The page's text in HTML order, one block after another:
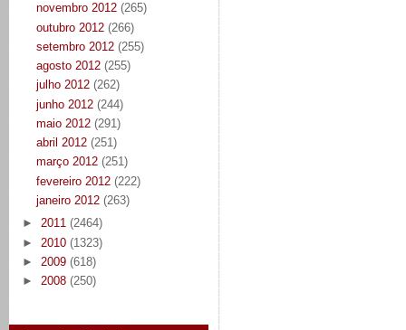
novembro 2012 (265)
outubro 2012 (266)
setembro 2012 (255)
agosto 2012 (255)
julho 2012 (262)
junho 2012 (244)
maio 2012 (291)
abril 2012 (251)
março 2012 (251)
fevereiro 2012 (222)
janeiro 2012 (263)
► 2011 (2464)
► 2010 (1323)
► 2009 (618)
► 2008 (250)